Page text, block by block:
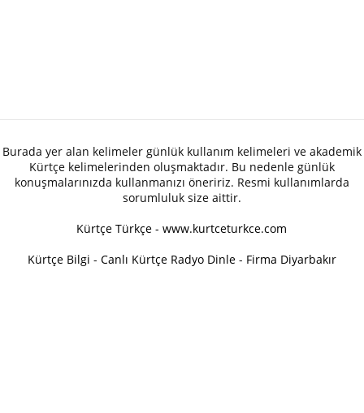
Burada yer alan kelimeler günlük kullanım kelimeleri ve akademik
Kürtçe kelimelerinden oluşmaktadır. Bu nedenle günlük
konuşmalarınızda kullanmanızı öneririz. Resmi kullanımlarda
sorumluluk size aittir.
Kürtçe Türkçe - www.kurtceturkce.com
Kürtçe Bilgi - Canlı Kürtçe Radyo Dinle - Firma Diyarbakır